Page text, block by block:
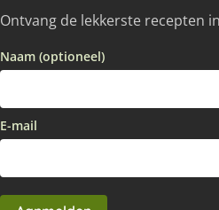
Ontvang de lekkerste recepten
Naam (optioneel)
E-mail